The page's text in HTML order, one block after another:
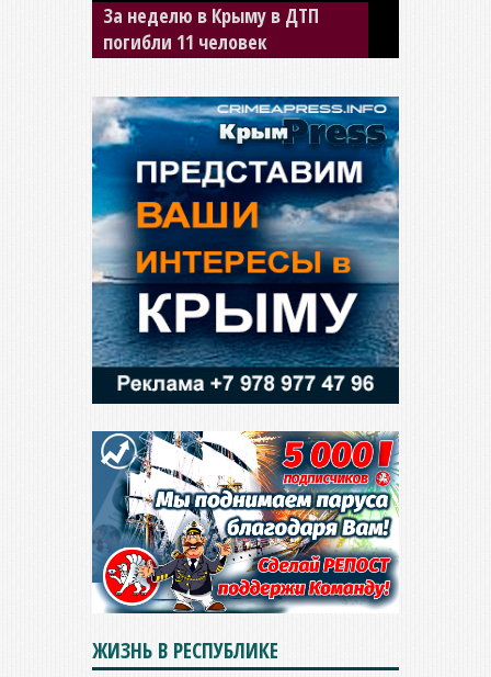
В Джанкое водитель ВАЗа
сбил двух детей на «зебре»
ЖИЗНЬ В РЕСПУБЛИКЕ